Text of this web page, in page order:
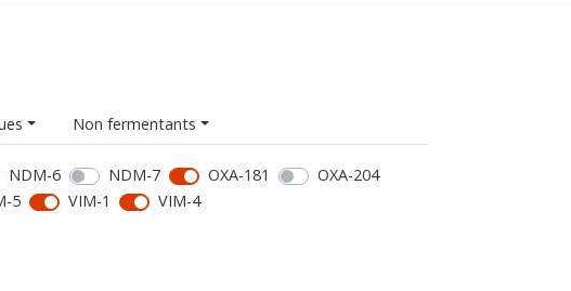
Non fermentants
NDM-6 NDM-7 OXA-181
OXA-204
5 VIM-1 VIM-4